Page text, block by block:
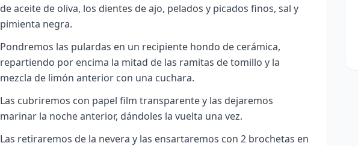
de aceite de oliva, los dientes de ajo, pelados y picados finos, sal y
pimienta negra.
Pondremos las pulardas en un recipiente hondo de cerámica,
repartiendo por encima la mitad de las ramitas de tomillo y la
mezcla de limón anterior con una cuchara.
Las cubriremos con papel film transparente y las dejaremos
marinar la noche anterior, dándoles la vuelta una vez.
Las retiraremos de la nevera y las ensartaremos con 2 brochetas en